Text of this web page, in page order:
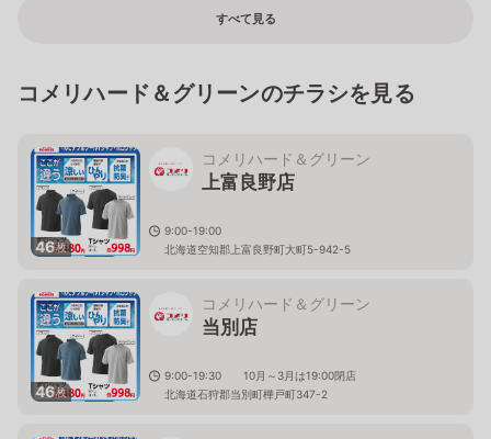
すべて見る
コメリハード＆グリーンのチラシを見る
46枚
コメリハード＆グリーン
上富良野店
9:00-19:00
北海道空知郡上富良野町大町5-942-5
46枚
コメリハード＆グリーン
当別店
9:00-19:30 10月～3月は19:00閉店
北海道石狩郡当別町樺戸町347-2